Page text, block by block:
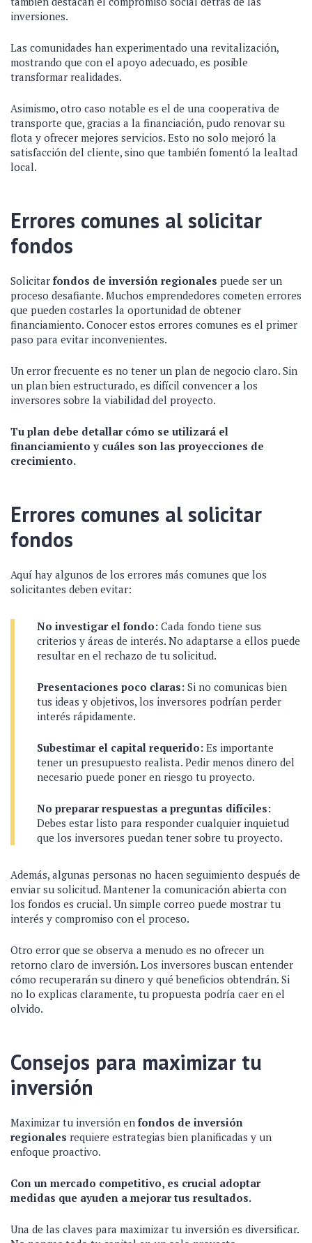
inversiones.
Las comunidades han experimentado una revitalización,
mostrando que con el apoyo adecuado, es posible
transformar realidades.
Asimismo, otro caso notable es el de una cooperativa de
transporte que, gracias a la financiación, pudo renovar su
flota y ofrecer mejores servicios. Esto no solo mejoró la
satisfacción del cliente, sino que también fomentó la lealtad
local.
Errores comunes al solicitar
fondos
Solicitar fondos de inversión regionales puede ser un
proceso desafiante. Muchos emprendedores cometen errores
que pueden costarles la oportunidad de obtener
financiamiento. Conocer estos errores comunes es el primer
paso para evitar inconvenientes.
Un error frecuente es no tener un plan de negocio claro. Sin
un plan bien estructurado, es difícil convencer a los
inversores sobre la viabilidad del proyecto.
Tu plan debe detallar cómo se utilizará el
financiamiento y cuáles son las proyecciones de
crecimiento.
Errores comunes al solicitar
fondos
Aquí hay algunos de los errores más comunes que los
solicitantes deben evitar:
No investigar el fondo: Cada fondo tiene sus
criterios y áreas de interés. No adaptarse a ellos puede
resultar en el rechazo de tu solicitud.
Presentaciones poco claras: Si no comunicas bien
tus ideas y objetivos, los inversores podrían perder
interés rápidamente.
Subestimar el capital requerido: Es importante
tener un presupuesto realista. Pedir menos dinero del
necesario puede poner en riesgo tu proyecto.
No preparar respuestas a preguntas difíciles:
Debes estar listo para responder cualquier inquietud
que los inversores puedan tener sobre tu proyecto.
Además, algunas personas no hacen seguimiento después de
enviar su solicitud. Mantener la comunicación abierta con
los fondos es crucial. Un simple correo puede mostrar tu
interés y compromiso con el proceso.
Otro error que se observa a menudo es no ofrecer un
retorno claro de inversión. Los inversores buscan entender
cómo recuperarán su dinero y qué beneficios obtendrán. Si
no lo explicas claramente, tu propuesta podría caer en el
olvido.
Consejos para maximizar tu
inversión
Maximizar tu inversión en fondos de inversión
regionales requiere estrategias bien planificadas y un
enfoque proactivo.
Con un mercado competitivo, es crucial adoptar
medidas que ayuden a mejorar tus resultados.
Una de las claves para maximizar tu inversión es diversificar.